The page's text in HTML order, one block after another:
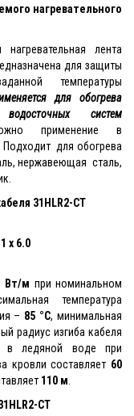
нагревательного
нагревательная лента
для защиты
температуры
для обогрева
систем
применение в
Подходит для обогрева
нержавеющая сталь,
31HLR2-CT
x 6.0
Вт/м при номинальном
температура
– 85 °С, минимальная
радиус изгиба кабеля
в ледяной воде при
кровли составляет 60
110 м
CT